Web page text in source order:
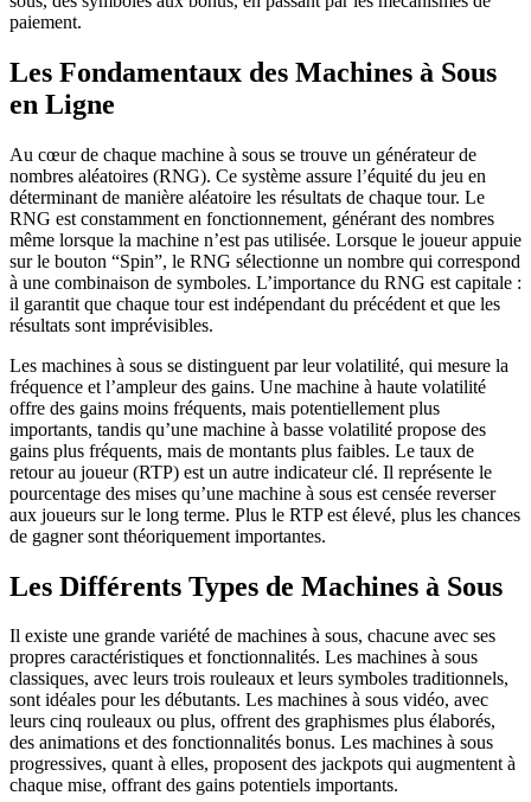
paiement.
Les Fondamentaux des Machines à Sous
en Ligne
Au cœur de chaque machine à sous se trouve un générateur de
nombres aléatoires (RNG). Ce système assure l’équité du jeu en
déterminant de manière aléatoire les résultats de chaque tour. Le
RNG est constamment en fonctionnement, générant des nombres
même lorsque la machine n’est pas utilisée. Lorsque le joueur appuie
sur le bouton “Spin”, le RNG sélectionne un nombre qui correspond
à une combinaison de symboles. L’importance du RNG est capitale :
il garantit que chaque tour est indépendant du précédent et que les
résultats sont imprévisibles.
Les machines à sous se distinguent par leur volatilité, qui mesure la
fréquence et l’ampleur des gains. Une machine à haute volatilité
offre des gains moins fréquents, mais potentiellement plus
importants, tandis qu’une machine à basse volatilité propose des
gains plus fréquents, mais de montants plus faibles. Le taux de
retour au joueur (RTP) est un autre indicateur clé. Il représente le
pourcentage des mises qu’une machine à sous est censée reverser
aux joueurs sur le long terme. Plus le RTP est élevé, plus les chances
de gagner sont théoriquement importantes.
Les Différents Types de Machines à Sous
Il existe une grande variété de machines à sous, chacune avec ses
propres caractéristiques et fonctionnalités. Les machines à sous
classiques, avec leurs trois rouleaux et leurs symboles traditionnels,
sont idéales pour les débutants. Les machines à sous vidéo, avec
leurs cinq rouleaux ou plus, offrent des graphismes plus élaborés,
des animations et des fonctionnalités bonus. Les machines à sous
progressives, quant à elles, proposent des jackpots qui augmentent à
chaque mise, offrant des gains potentiels importants.